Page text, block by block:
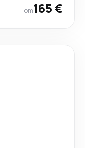
от165 €